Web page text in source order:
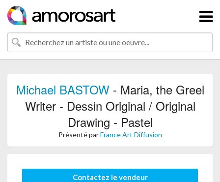
Michael BASTOW- Maria, the Greel
Writer - Dessin Original / Original
Drawing - Pastel
Présenté parFrance Art Diffusion
Contactez le vendeur